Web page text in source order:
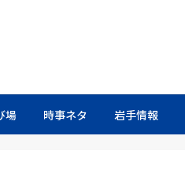
場 時事ネタ 岩手情報